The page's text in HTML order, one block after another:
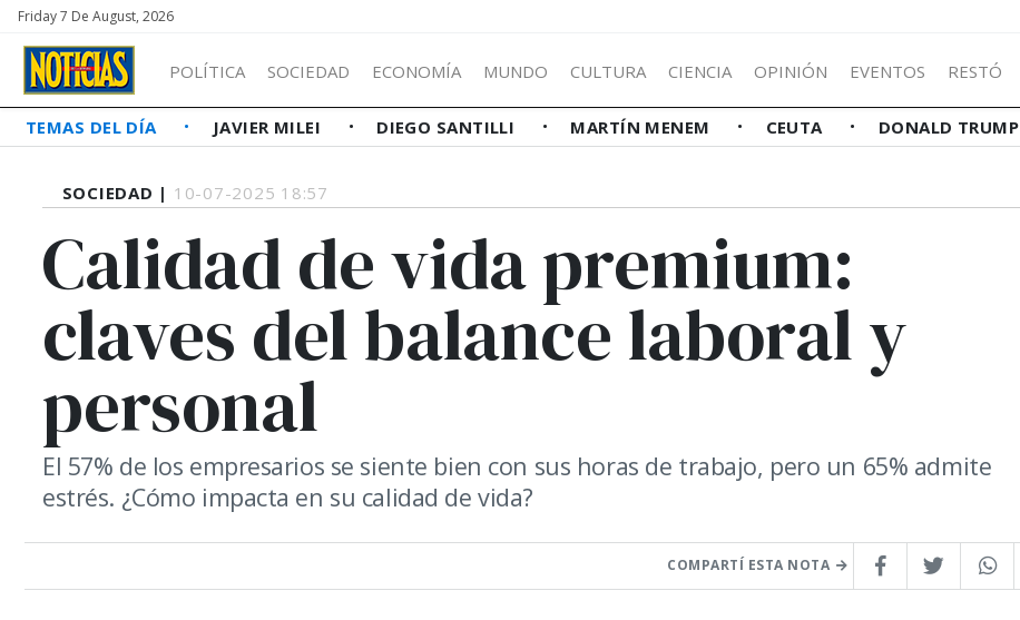
Friday 7 De August, 2026
POLÍTICA SOCIEDAD ECONOMÍA MUNDO CULTURA CIENCIA OPINIÓN EVENTOS RESTÓ
TEMAS DEL DÍA JAVIER MILEI DIEGO SANTILLI MARTÍN MENEM CEUTA DONALD TRUMP
SOCIEDAD | 10-07-2025 18:57
Calidad de vida premium:
claves del balance laboral y
personal
El 57% de los empresarios se siente bien con sus horas de trabajo, pero un 65% admite
estrés. ¿Cómo impacta en su calidad de vida?
COMPARTÍ ESTA NOTA